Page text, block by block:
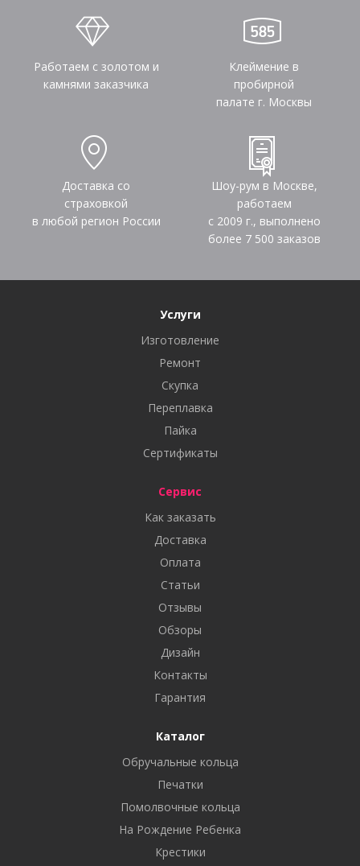
Работаем с золотом и
камнями заказчика
Клеймение в
пробирной
палате г. Москвы
Доставка со
страховкой
в любой регион России
Шоу-рум в Москве,
работаем
с 2009 г., выполнено
более 7 500 заказов
Услуги
Изготовление
Ремонт
Скупка
Переплавка
Пайка
Сертификаты
Сервис
Как заказать
Доставка
Оплата
Статьи
Отзывы
Обзоры
Дизайн
Контакты
Гарантия
Каталог
Обручальные кольца
Печатки
Помолвочные кольца
На Рождение Ребенка
Крестики